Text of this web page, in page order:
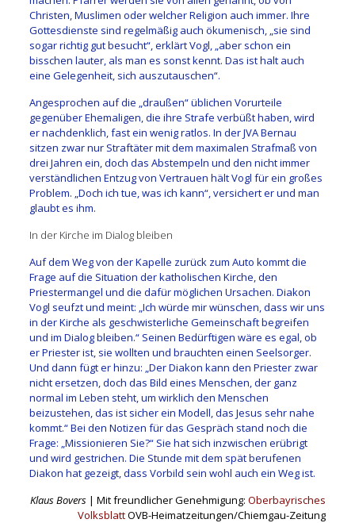
Christen, Muslimen oder welcher Religion auch immer. Ihre
Gottesdienste sind regelmäßig auch ökumenisch, „sie sind
sogar richtig gut besucht“, erklärt Vogl, „aber schon ein
bisschen lauter, als man es sonst kennt. Das ist halt auch
eine Gelegenheit, sich auszutauschen“.
Angesprochen auf die „draußen“ üblichen Vorurteile
gegenüber Ehemaligen, die ihre Strafe verbüßt haben, wird
er nachdenklich, fast ein wenig ratlos. In der JVA Bernau
sitzen zwar nur Straftäter mit dem maximalen Strafmaß von
drei Jahren ein, doch das Abstempeln und den nicht immer
verständlichen Entzug von Vertrauen hält Vogl für ein großes
Problem. „Doch ich tue, was ich kann“, versichert er und man
glaubt es ihm.
In der Kirche im Dialog bleiben
Auf dem Weg von der Kapelle zurück zum Auto kommt die
Frage auf die Situation der katholischen Kirche, den
Priestermangel und die dafür möglichen Ursachen. Diakon
Vogl seufzt und meint: „Ich würde mir wünschen, dass wir uns
in der Kirche als geschwisterliche Gemeinschaft begreifen
und im Dialog bleiben.“ Seinen Bedürftigen wäre es egal, ob
er Priester ist, sie wollten und brauchten einen Seelsorger.
Und dann fügt er hinzu: „Der Diakon kann den Priester zwar
nicht ersetzen, doch das Bild eines Menschen, der ganz
normal im Leben steht, um wirklich den Menschen
beizustehen, das ist sicher ein Modell, das Jesus sehr nahe
kommt.“ Bei den Notizen für das Gespräch stand noch die
Frage: „Missionieren Sie?“ Sie hat sich inzwischen erübrigt
und wird gestrichen. Die Stunde mit dem spät berufenen
Diakon hat gezeigt, dass Vorbild sein wohl auch ein Weg ist.
Klaus Bovers | Mit freundlicher Genehmigung: Oberbayrisches
VolksblattOVB-Heimatzeitungen/Chiemgau-Zeitung